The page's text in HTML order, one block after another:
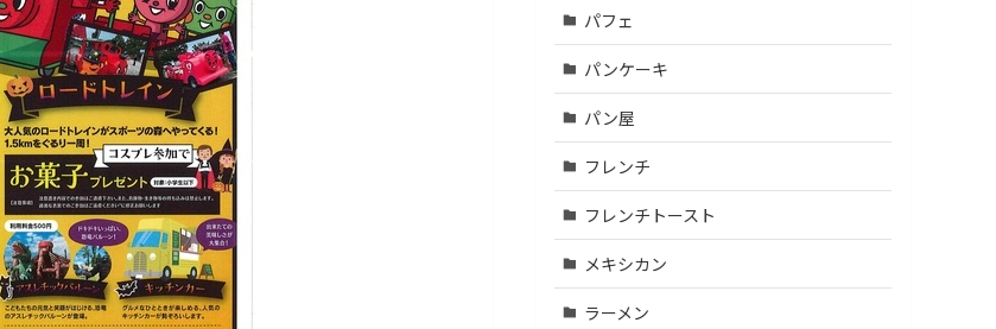
パフェ
パンケーキ
パン屋
フレンチ
フレンチトースト
メキシカン
ラーメン